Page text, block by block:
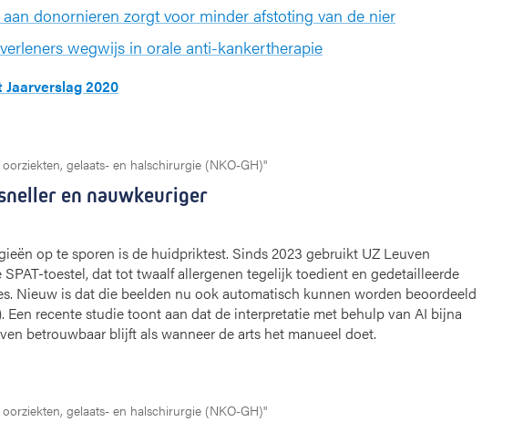
donornieren zorgt voor minder afstoting van de nier
wegwijs in orale anti-kankertherapie
2020
gelaats- en halschirurgie (NKO-GH)"
en nauwkeuriger
op te sporen is de huidpriktest. Sinds 2023 gebruikt UZ Leuven
toestel, dat tot twaalf allergenen tegelijk toedient en gedetailleerde
Nieuw is dat die beelden nu ook automatisch kunnen worden beoordeeld
recente studie toont aan dat de interpretatie met behulp van AI bijna
betrouwbaar blijft als wanneer de arts het manueel doet.
gelaats- en halschirurgie (NKO-GH)"